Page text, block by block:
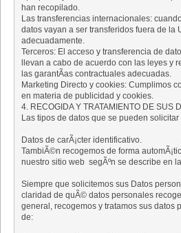
han recopilado.
Las transferencias internacionales:
datos vayan a ser transferidos fuera de la
adecuadamente.
Terceros: El acceso y transferencia de
llevan a cabo de acuerdo con las leyes y
las garantÃ­as contractuales adecuadas.
Marketing Directo y cookies: Cumplimos
en materia de publicidad y cookies.
4. RECOGIDA Y TRATAMIENTO DE SUS
Las tipos de datos que se pueden solicitar
Datos de carÃ¡cter identificativo.
TambiÃ©n recogemos de forma
nuestro sitio web segÃºn se describe en
Siempre que solicitemos sus Datos
claridad de quÃ© datos personales
general, recogemos y tratamos sus datos
de: